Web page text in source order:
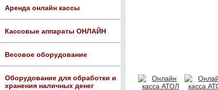
Аренда онлайн кассы
Кассовые аппараты ОНЛАЙН
Весовое оборудование
Оборудование для обработки и
хранения наличных денег